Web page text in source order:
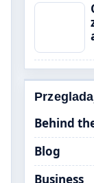
Behind
Blog
Business